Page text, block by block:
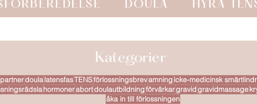
DOULA HYRA
Kategorier
partnerdoulalatensfasTENSförlossningsbrevamning icke-medicinsk
hormonerabortdoulautbildningförvärkargravid gravidmassage
åka in till förlossningen